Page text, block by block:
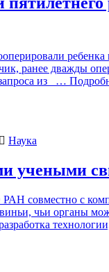
ребенка
ранее дважды
из
…
Наука
учеными
совместно с
чьи органы